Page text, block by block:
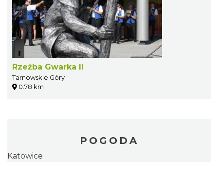
Rzeźba Gwarka II
Tarnowskie Góry
0.78 km
POGODA
Katowice